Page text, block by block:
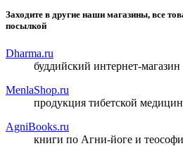
Заходите в другие наши магазины, все
посылкой
Dharma.ru
буддийский интернет-магазин
MenlaShop.ru
продукция тибетской
AgniBooks.ru
книги по Агни-йоге и